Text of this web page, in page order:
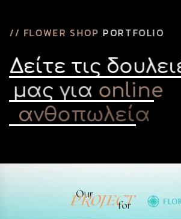
// FLOWER SHOP PORTFOLIO
Δείτε τις δουλει
μας για online
ανθοπωλεία